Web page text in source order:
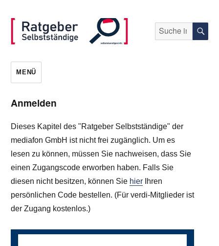
selbststaendigen.info
Suche
nach:
MENÜ
Anmelden
Dieses Kapitel des "Ratgeber Selbstständige" der
mediafon GmbH ist nicht frei zugänglich. Um es
lesen zu können, müssen Sie nachweisen, dass Sie
einen Zugangscode erworben haben. Falls Sie
diesen nicht besitzen, können Sie hier Ihren
persönlichen Code bestellen. (Für verdi-Mitglieder ist
der Zugang kostenlos.)